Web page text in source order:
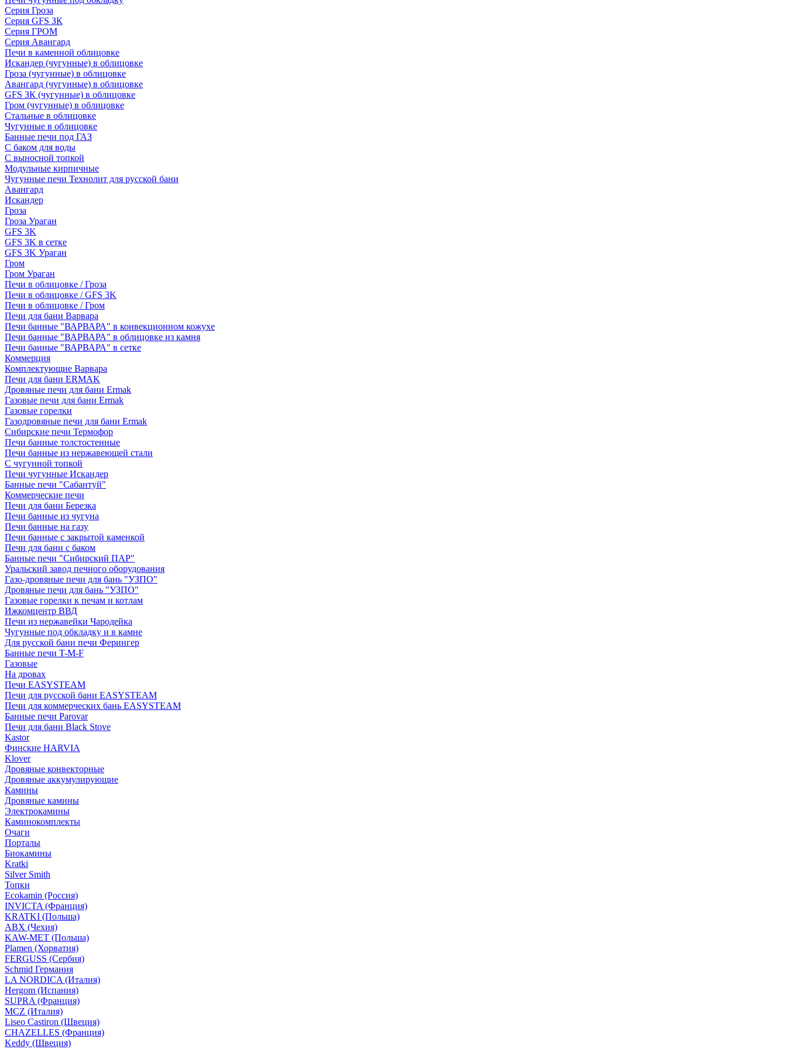
Серия Гроза
Серия GFS ЗК
Серия ГРОМ
Серия Авангард
Печи в каменной облицовке
Искандер (чугунные) в облицовке
Гроза (чугунные) в облицовке
Авангард (чугунные) в облицовке
GFS ЗК (чугунные) в облицовке
Гром (чугунные) в облицовке
Стальные в облицовке
Чугунные в облицовке
Банные печи под ГАЗ
С баком для воды
С выносной топкой
Модульные кирпичные
Чугунные печи Технолит для русской бани
Авангард
Искандер
Гроза
Гроза Ураган
GFS 3K
GFS 3K в сетке
GFS 3K Ураган
Гром
Гром Ураган
Печи в облицовке / Гроза
Печи в облицовке / GFS 3K
Печи в облицовке / Гром
Печи для бани Варвара
Печи банные "ВАРВАРА" в конвекционном кожухе
Печи банные "ВАРВАРА" в облицовке из камня
Печи банные "ВАРВАРА" в сетке
Коммерция
Комплектующие Варвара
Печи для бани ERMAK
Дровяные печи для бани Ermak
Газовые печи для бани Ermak
Газовые горелки
Газодровяные печи для бани Ermak
Сибирские печи Термофор
Печи банные толстостенные
Печи банные из нержавеющей стали
С чугунной топкой
Печи чугунные Искандер
Банные печи "Сабантуй"
Коммерческие печи
Печи для бани Березка
Печи банные из чугуна
Печи банные на газу
Печи банные с закрытой каменкой
Печи для бани с баком
Банные печи "Сибирский ПАР"
Уральский завод печного оборудования
Газо-дровяные печи для бань "УЗПО"
Дровяные печи для бань "УЗПО"
Газовые горелки к печам и котлам
Ижкомцентр ВВД
Печи из нержавейки Чародейка
Чугунные под обкладку и в камне
Для русской бани печи Ферингер
Банные печи T-M-F
Газовые
На дровах
Печи EASYSTEAM
Печи для русской бани EASYSTEAM
Печи для коммерческих бань EASYSTEAM
Банные печи Parovar
Печи для бани Black Stove
Kastor
Финские HARVIA
Klover
Дровяные конвекторные
Дровяные аккумулирующие
Камины
Дровяные камины
Электрокамины
Каминокомплекты
Очаги
Порталы
Биокамины
Kratki
Silver Smith
Топки
Ecokamin (Россия)
INVICTA (Франция)
KRATKI (Польша)
ABX (Чехия)
KAW-MET (Польша)
Plamen (Хорватия)
FERGUSS (Сербия)
Schmid Германия
LA NORDICA (Италия)
Hergom (Испания)
SUPRA (Франция)
MCZ (Италия)
Liseo Castiron (Швеция)
CHAZELLES (Франция)
Keddy (Швеция)